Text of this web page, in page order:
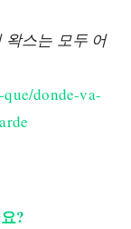
왁스는 모두 어
donde-va-
?